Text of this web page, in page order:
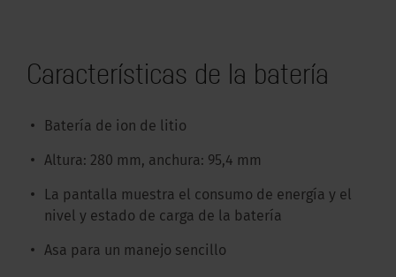
Características de la batería
Batería de ion de litio
Altura: 280 mm, anchura: 95,4 mm
La pantalla muestra el consumo de energía y el
nivel y estado de carga de la batería
Asa para un manejo sencillo